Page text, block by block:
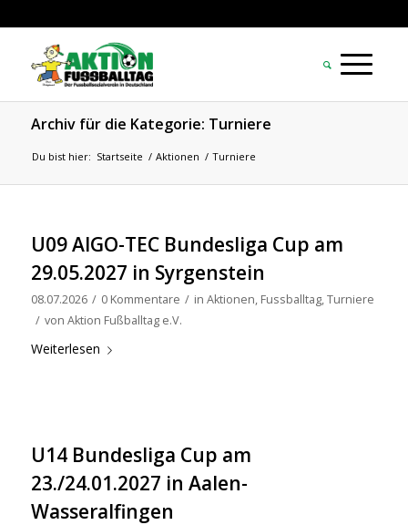
Archiv für die Kategorie: Turniere
Du bist hier: Startseite / Aktionen / Turniere
U09 AIGO-TEC Bundesliga Cup am
29.05.2027 in Syrgenstein
08.07.2026 / 0 Kommentare / in Aktionen, Fussballtag,Turniere
/ von Aktion Fußballtag e.V.
Weiterlesen
U14 Bundesliga Cup am
23./24.01.2027 in Aalen-
Wasseralfingen